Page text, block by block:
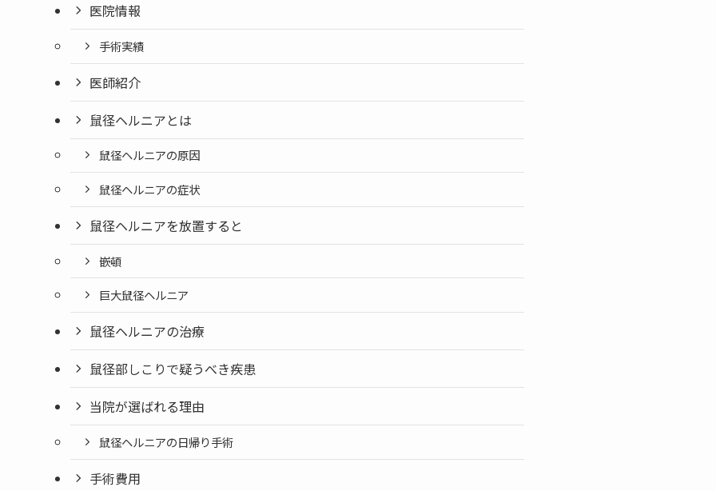
医院情報
手術実績
医師紹介
鼠径ヘルニアとは
鼠径ヘルニアの原因
鼠径ヘルニアの症状
鼠径ヘルニアを放置すると
嵌頓
巨大鼠径ヘルニア
鼠径ヘルニアの治療
鼠径部しこりで疑うべき疾患
当院が選ばれる理由
鼠径ヘルニアの日帰り手術
手術費用